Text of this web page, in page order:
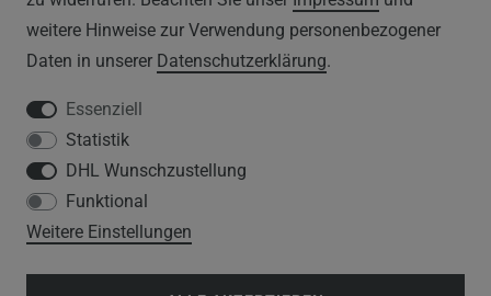
DATENSCHUTZERKLÄRUNG
HINWEISE ZUM ELEKTROGESETZ
SERVICE
WIDERRUFSFORMULAR
weitere Hinweise zur Verwendung personenbezogener
Daten in unserer Daten­schutz­erklärung.
Essenziell
Statistik
DHL Wunschzustellung
Funktional
Weitere Einstellungen